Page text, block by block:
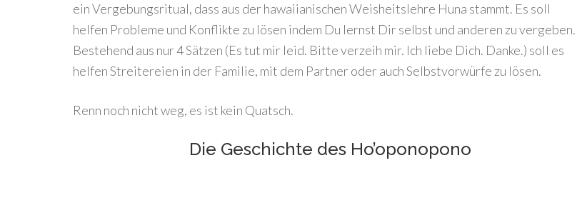
ein Vergebungsritual, dass aus der hawaiianischen Weisheitslehre Huna stammt. Es soll
helfen Probleme und Konflikte zu lösen indem Du lernst Dir selbst und anderen zu vergeben.
Bestehend aus nur 4 Sätzen (Es tut mir leid. Bitte verzeih mir. Ich liebe Dich. Danke.) soll es
helfen Streitereien in der Familie, mit dem Partner oder auch Selbstvorwürfe zu lösen.
Renn noch nicht weg, es ist kein Quatsch.
Die Geschichte des Ho’oponopono